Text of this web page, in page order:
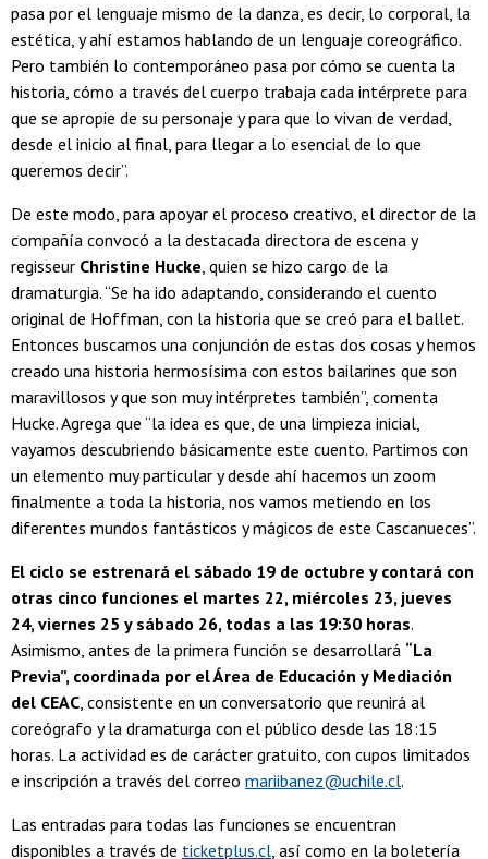
pasa por el lenguaje mismo de la danza, es decir, lo corporal, la
estética, y ahí estamos hablando de un lenguaje coreográfico.
Pero también lo contemporáneo pasa por cómo se cuenta la
historia, cómo a través del cuerpo trabaja cada intérprete para
que se apropie de su personaje y para que lo vivan de verdad,
desde el inicio al final, para llegar a lo esencial de lo que
queremos decir”.
De este modo, para apoyar el proceso creativo, el director de la
compañía convocó a la destacada directora de escena y
regisseur Christine Hucke, quien se hizo cargo de la
dramaturgia. “Se ha ido adaptando, considerando el cuento
original de Hoffman, con la historia que se creó para el ballet.
Entonces buscamos una conjunción de estas dos cosas y hemos
creado una historia hermosísima con estos bailarines que son
maravillosos y que son muy intérpretes también”, comenta
Hucke. Agrega que “la idea es que, de una limpieza inicial,
vayamos descubriendo básicamente este cuento. Partimos con
un elemento muy particular y desde ahí hacemos un zoom
finalmente a toda la historia, nos vamos metiendo en los
diferentes mundos fantásticos y mágicos de este Cascanueces”.
El ciclo se estrenará el sábado 19 de octubre y contará con
otras cinco funciones el martes 22, miércoles 23, jueves
24, viernes 25 y sábado 26, todas a las 19:30 horas.
Asimismo, antes de la primera función se desarrollará “La
Previa”, coordinada por el Área de Educación y Mediación
del CEAC, consistente en un conversatorio que reunirá al
coreógrafo y la dramaturga con el público desde las 18:15
horas. La actividad es de carácter gratuito, con cupos limitados
e inscripción a través del correo mariibanez@uchile.cl.
Las entradas para todas las funciones se encuentran
disponibles a través de ticketplus.cl, así como en la boletería